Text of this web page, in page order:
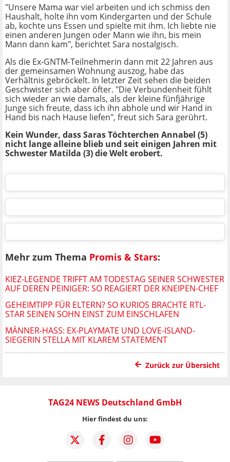
"Unsere Mama war viel arbeiten und ich schmiss den
Haushalt, holte ihn vom Kindergarten und der Schule
ab, kochte uns Essen und spielte mit ihm. Ich liebte nie
einen anderen Jungen oder Mann wie ihn, bis mein
Mann dann kam", berichtet Sara nostalgisch.
Als die Ex-GNTM-Teilnehmerin dann mit 22 Jahren aus
der gemeinsamen Wohnung auszog, habe das
Verhältnis gebröckelt. In letzter Zeit sehen die beiden
Geschwister sich aber öfter. "Die Verbundenheit fühlt
sich wieder an wie damals, als der kleine fünfjährige
Junge sich freute, dass ich ihn abhole und wir Hand in
Hand bis nach Hause liefen", freut sich Sara gerührt.
Kein Wunder, dass Saras Töchterchen Annabel (5)
nicht lange alleine blieb und seit einigen Jahren mit
Schwester Matilda (3) die Welt erobert.
Mehr zum Thema Promis & Stars:
KIEZ-LEGENDE TRIFFT AM TODESTAG SEINER SCHWESTER
AUF DEREN PEINIGER: SO REAGIERT DER KNEIPEN-CHEF
GEHEIMTIPP FÜR ELTERN? SO KURIOS BRACHTE RTL-
STAR SEINEN SOHN EINST ZUM EINSCHLAFEN
MÄNNER-HASS: EX-PLAYMATE UND LOVE-ISLAND-
SIEGERIN STELLA MIT KLAREM STATEMENT
Zurück zur Übersicht
TAG24 NEWS Deutschland GmbH
Hier findest du uns: